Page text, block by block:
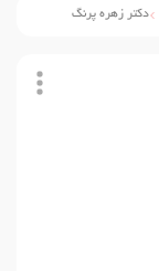
دکتر زهره پرنگ